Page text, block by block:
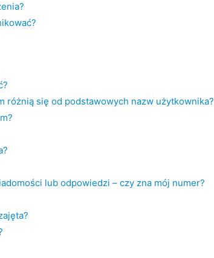
różnią się od podstawowych nazw użytkownika?
lub odpowiedzi – czy zna mój numer?